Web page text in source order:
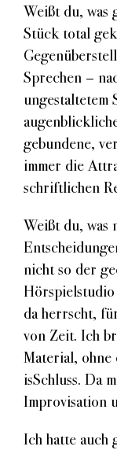
Weißt du, was
Stück total
Sprechen –
ungestaltetem
gebundene,
immer die
schriftlichen
Weißt du, was
nicht so der
da herrscht,
von Zeit. Ich
Material, ohne
isSchluss. Da
Improvisation
Ich hatte auch